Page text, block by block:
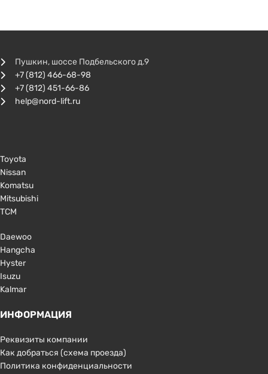
Пушкин, шоссе Подбельского д.9
+7 (812) 466-68-98
+7 (812) 451-66-86
help@nord-lift.ru
Toyota
Nissan
Komatsu
Mitsubishi
TCM
Daewoo
Hangcha
Hyster
Isuzu
Kalmar
ИНФОРМАЦИЯ
Реквизиты компании
Как добраться (схема проезда)
Политика конфиденциальности